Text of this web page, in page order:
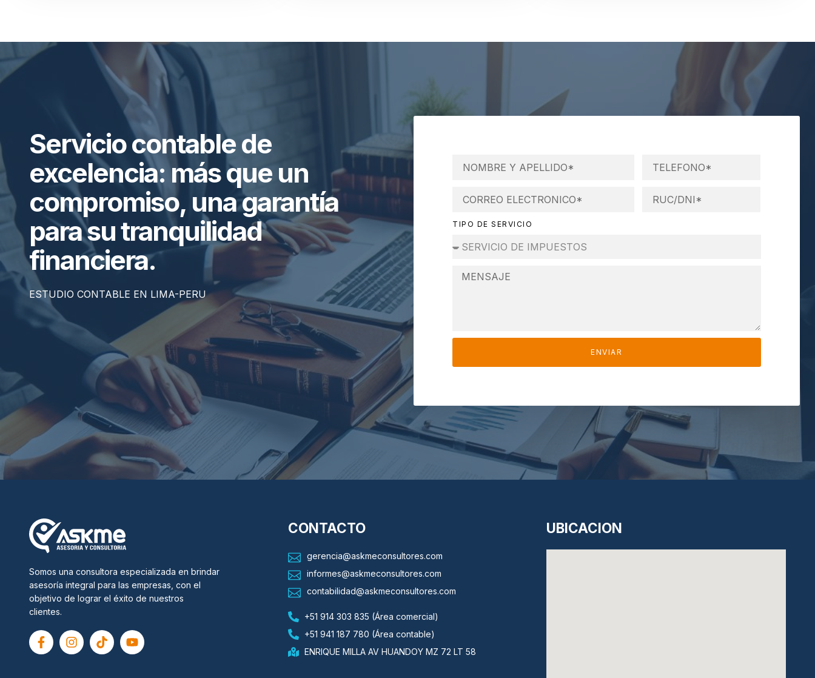
Servicio contable de
excelencia: más que un
compromiso, una garantía
para su tranquilidad
financiera.
ESTUDIO CONTABLE EN LIMA-PERU
TIPO DE SERVICIO
ENVIAR
Somos una consultora especializada en brindar
asesoría integral para las empresas, con el
objetivo de lograr el éxito de nuestros
clientes.
CONTACTO
gerencia@askmeconsultores.com
informes@askmeconsultores.com
contabilidad@askmeconsultores.com
+51 914 303 835 (Área comercial)
+51 941 187 780 (Área contable)
ENRIQUE MILLA AV HUANDOY MZ 72 LT 58
UBICACION